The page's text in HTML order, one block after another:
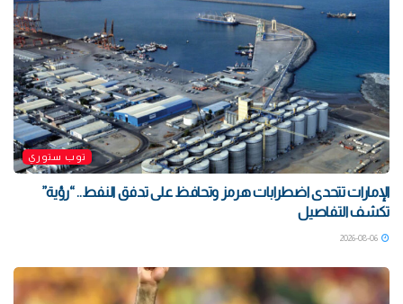
توب ستوري
الإمارات تتحدى اضطرابات هرمز وتحافظ على تدفق النفط.. “رؤية”
تكشف التفاصيل